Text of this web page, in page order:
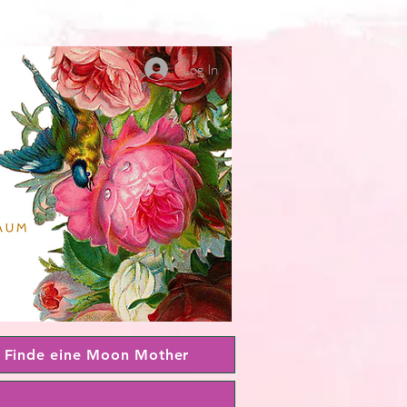
Log In
Finde eine Moon Mother